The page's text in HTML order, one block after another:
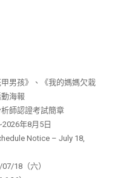
男孩》、《我的媽媽欠栽
海報
師認證考試簡章
年8月5日
Notice – July 18,
18（六）